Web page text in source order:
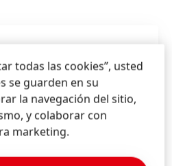
todas las cookies”, usted
se guarden en su
la navegación del sitio,
y colaborar con
marketing.